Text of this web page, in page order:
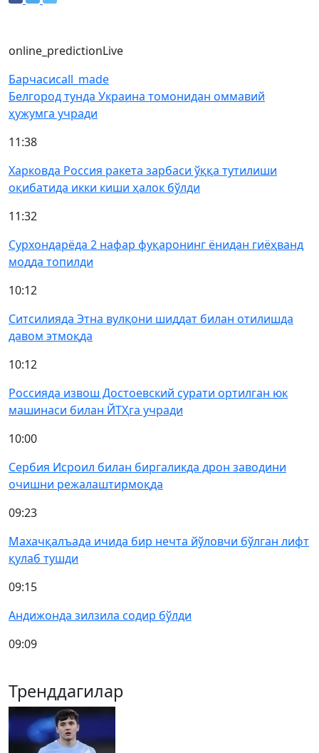
online_predictionLive
Барчасиcall_made
Белгород тунда Украина томонидан оммавий
ҳужумга учради
11:38
Харковда Россия ракета зарбаси ўққа тутилиши
оқибатида икки киши ҳалок бўлди
11:32
Сурхондарёда 2 нафар фуқаронинг ёнидан гиёҳванд
модда топилди
10:12
Ситсилияда Этна вулқони шиддат билан отилишда
давом этмоқда
10:12
Россияда извош Достоевский сурати ортилган юк
машинаси билан ЙТҲга учради
10:00
Сербия Исроил билан биргаликда дрон заводини
очишни режалаштирмоқда
09:23
Махачқалъада ичида бир нечта йўловчи бўлган лифт
қулаб тушди
09:15
Андижонда зилзила содир бўлди
09:09
Тренддагилар